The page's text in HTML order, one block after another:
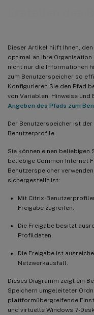
Dieser Artikel hilft Ihnen,
optimal an Ihre Organisation
nicht nur die Informationen
zum Benutzerspeicher so
Konfigurieren Sie den Pfad
von Variablen. Hinweise und
Angeben des Pfads zum
Der Benutzerspeicher ist
Benutzerprofile.
Sie können einen beliebigen
beliebige Common Internet
Benutzerspeicher
sichergestellt ist:
Mit Citrix-
Freigabe zugreifen.
Die Freigabe besitzt
Profildaten.
Die Freigabe ist
Netzwerkausfall.
Dieses Diagramm zeigt ein
Speichern umgeleiteter
plattformübergreifende
und virtuelle Windows 7-